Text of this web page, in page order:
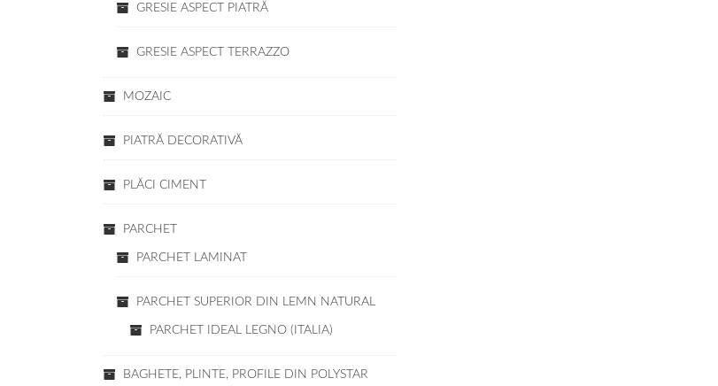
GRESIE ASPECT PIATRĂ
GRESIE ASPECT TERRAZZO
MOZAIC
PIATRĂ DECORATIVĂ
PLĂCI CIMENT
PARCHET
PARCHET LAMINAT
PARCHET SUPERIOR DIN LEMN NATURAL
PARCHET IDEAL LEGNO (ITALIA)
BAGHETE, PLINTE, PROFILE DIN POLYSTAR